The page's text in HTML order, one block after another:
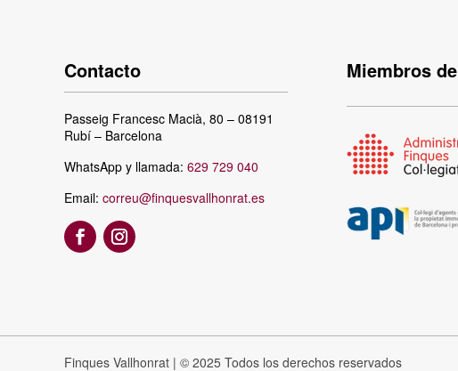
Contacto
Passeig Francesc Macià, 80 – 08191
Rubí – Barcelona
WhatsApp y llamada: 629 729 040
Email: correu@finquesvallhonrat.es
Miembros de
Finques Vallhonrat | © 2025 Todos los derechos reservados